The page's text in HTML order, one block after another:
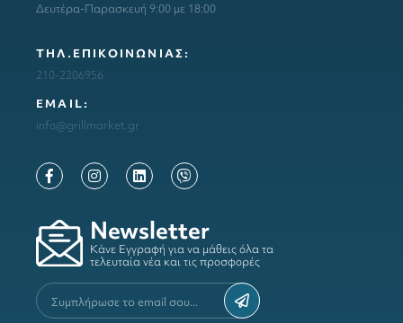
Δευτέρα-Παρασκευή 9:00 με 18:00
ΤΗΛ.ΕΠΙΚΟΙΝΩΝΙΑΣ:
210-2206956
ΕΜΑΙL:
info@grillmarket.gr
Newsletter
Κάνε Εγγραφή για να μάθεις όλα τα
τελευταία νέα και τις προσφορές